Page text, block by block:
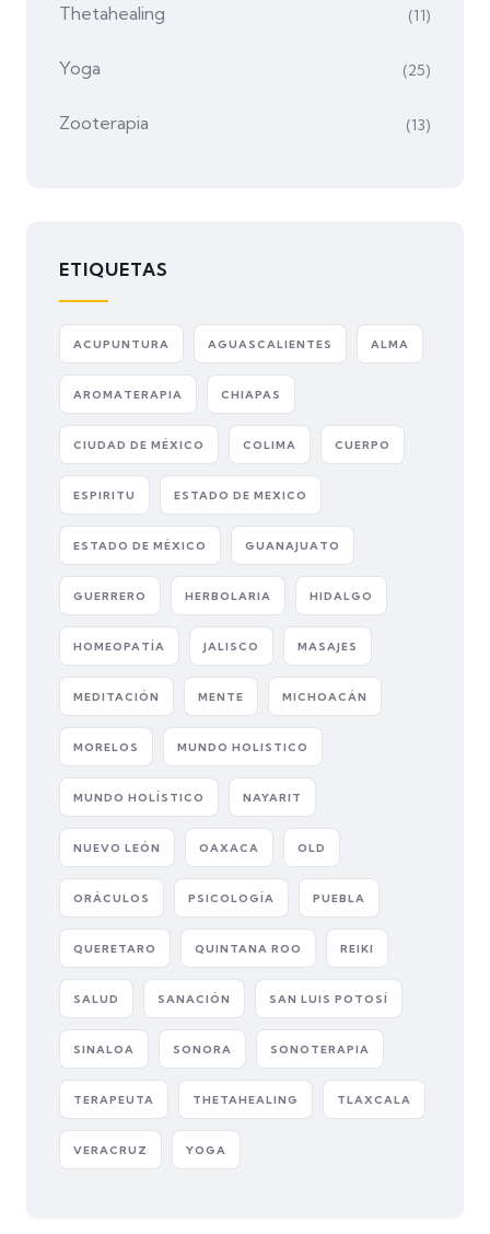
Thetahealing (11)
Yoga (25)
Zooterapia (13)
ETIQUETAS
ACUPUNTURA AGUASCALIENTES ALMA
AROMATERAPIA CHIAPAS
CIUDAD DE MÉXICO COLIMA CUERPO
ESPIRITU ESTADO DE MEXICO
ESTADO DE MÉXICO GUANAJUATO
GUERRERO HERBOLARIA HIDALGO
HOMEOPATÍA JALISCO MASAJES
MEDITACIÓN MENTE MICHOACÁN
MORELOS MUNDO HOLISTICO
MUNDO HOLÍSTICO NAYARIT
NUEVO LEÓN OAXACA OLD
ORÁCULOS PSICOLOGÍA PUEBLA
QUERETARO QUINTANA ROO REIKI
SALUD SANACIÓN SAN LUIS POTOSÍ
SINALOA SONORA SONOTERAPIA
TERAPEUTA THETAHEALING TLAXCALA
VERACRUZ YOGA